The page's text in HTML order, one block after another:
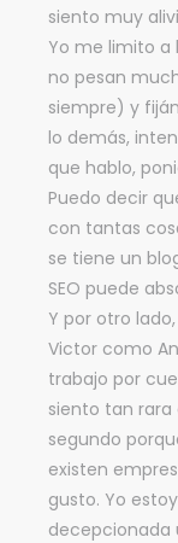
siento muy
Yo me limito a
no pesan
siempre) y
lo demás,
que hablo,
Puedo decir
con tantas
se tiene un
SEO puede
Y por otro
Victor como
trabajo por
siento tan
segundo
existen
gusto. Yo
decepcionada